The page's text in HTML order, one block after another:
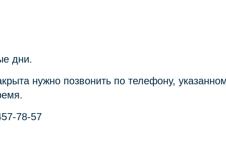
дни.
нужно позвонить по телефону,
78-57